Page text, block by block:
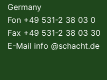
Germany
Fon +49 531-2 38 03 0
Fax +49 531-2 38 03 30
E-Mail info @schacht.de